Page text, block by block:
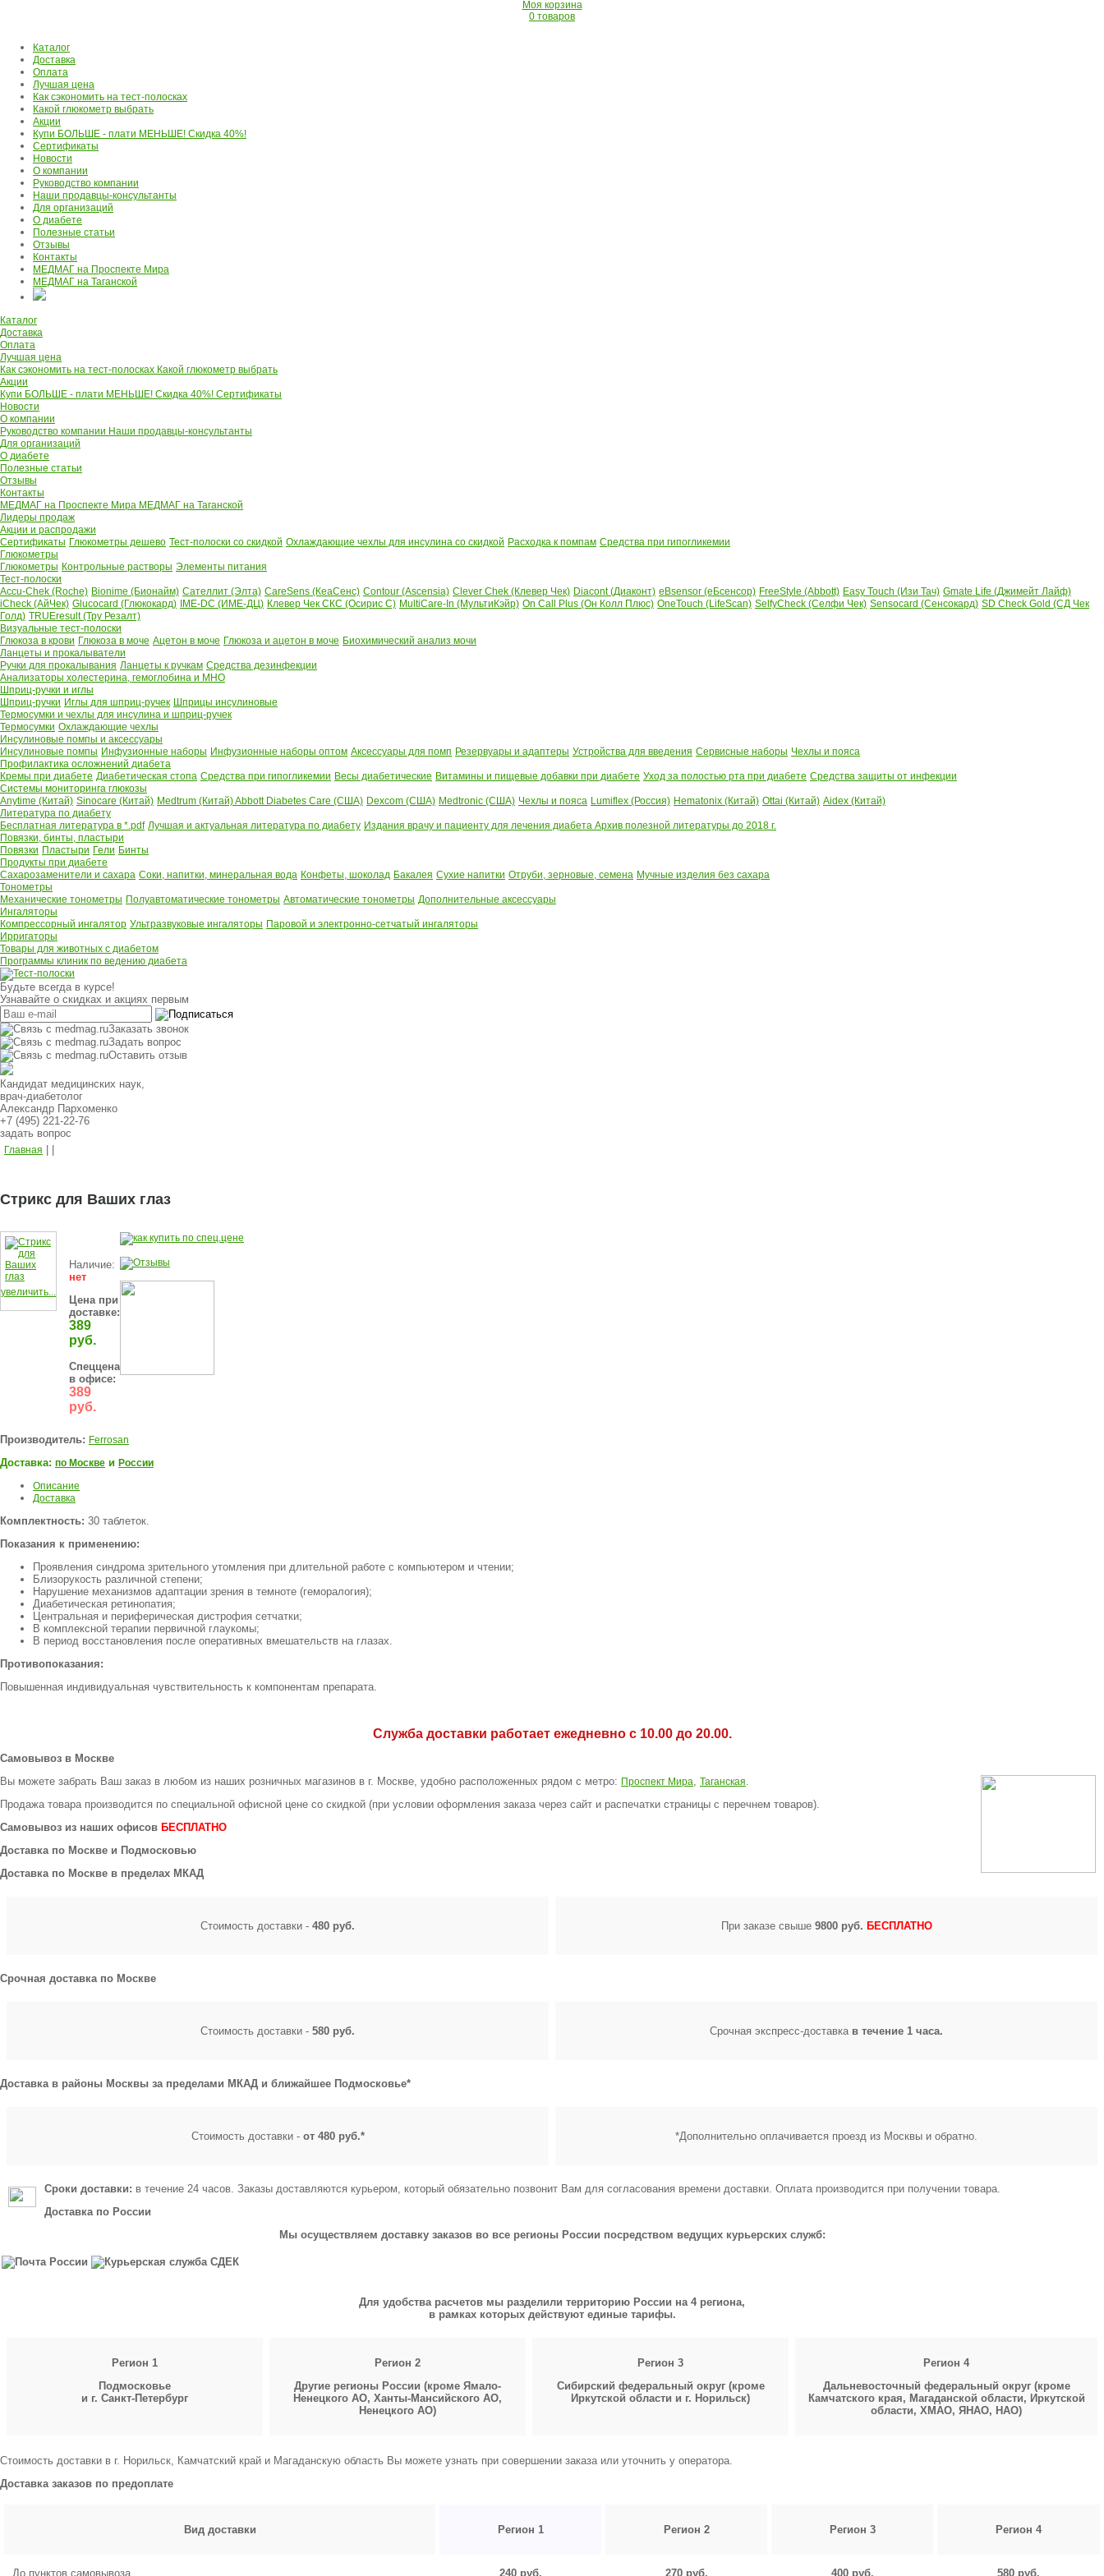
Моя корзина
0 товаров
Каталог
Доставка
Оплата
Лучшая цена
Как сэкономить на тест-полосках
Какой глюкометр выбрать
Акции
Купи БОЛЬШЕ - плати МЕНЬШЕ! Скидка 40%!
Сертификаты
Новости
О компании
Руководство компании
Наши продавцы-консультанты
Для организаций
О диабете
Полезные статьи
Отзывы
Контакты
МЕДМАГ на Проспекте Мира
МЕДМАГ на Таганской
Каталог
Доставка
Оплата
Лучшая цена
Как сэкономить на тест-полосках Какой глюкометр выбрать
Акции
Купи БОЛЬШЕ - плати МЕНЬШЕ! Скидка 40%! Сертификаты
Новости
О компании
Руководство компании Наши продавцы-консультанты
Для организаций
О диабете
Полезные статьи
Отзывы
Контакты
МЕДМАГ на Проспекте Мира МЕДМАГ на Таганской
Лидеры продаж
Акции и распродажи
Сертификаты Глюкометры дешево Тест-полоски со скидкой Охлаждающие чехлы для инсулина со скидкой Расходка к помпам Средства при гипогликемии
Глюкометры
Глюкометры Контрольные растворы Элементы питания
Тест-полоски
Accu-Chek (Roche) Bionime (Бионайм) Сателлит (Элта) CareSens (КеаСенс) Contour (Ascensia) Clever Chek (Клевер Чек) Diacont (Диаконт) eBsensor (еБсенсор) FreeStyle (Abbott) Easy Touch (Изи Тач) Gmate Life (Джимейт Лайф)
iCheck (АйЧек) Glucocard (Глюкокард) IME-DC (ИМЕ-ДЦ) Клевер Чек СКС (Осирис С) MultiCare-In (МультиКэйр) On Call Plus (Он Колл Плюс) OneTouch (LifeScan) SelfyCheck (Селфи Чек) Sensocard (Сенсокард) SD Check Gold (СД Чек
Голд) TRUEresult (Тру Резалт)
Визуальные тест-полоски
Глюкоза в крови Глюкоза в моче Ацетон в моче Глюкоза и ацетон в моче Биохимический анализ мочи
Ланцеты и прокалыватели
Ручки для прокалывания Ланцеты к ручкам Средства дезинфекции
Анализаторы холестерина, гемоглобина и МНО
Шприц-ручки и иглы
Шприц-ручки Иглы для шприц-ручек Шприцы инсулиновые
Термосумки и чехлы для инсулина и шприц-ручек
Термосумки Охлаждающие чехлы
Инсулиновые помпы и аксессуары
Инсулиновые помпы Инфузионные наборы Инфузионные наборы оптом Аксессуары для помп Резервуары и адаптеры Устройства для введения Сервисные наборы Чехлы и пояса
Профилактика осложнений диабета
Кремы при диабете Диабетическая стопа Средства при гипогликемии Весы диабетические Витамины и пищевые добавки при диабете Уход за полостью рта при диабете Средства защиты от инфекции
Системы мониторинга глюкозы
Anytime (Китай) Sinocare (Китай) Medtrum (Китай)Abbott Diabetes Care (США) Dexcom (США) Medtronic (США) Чехлы и пояса Lumiflex (Россия) Hematonix (Китай) Ottai (Китай) Aidex (Китай)
Литература по диабету
Бесплатная литература в *.pdf Лучшая и актуальная литература по диабету Издания врачу и пациенту для лечения диабета Архив полезной литературы до 2018 г.
Повязки, бинты, пластыри
Повязки Пластыри Гели Бинты
Продукты при диабете
Сахарозаменители и сахара Соки, напитки, минеральная вода Конфеты, шоколад Бакалея Сухие напитки Отруби, зерновые, семена Мучные изделия без сахара
Тонометры
Механические тонометры Полуавтоматические тонометры Автоматические тонометры Дополнительные аксессуары
Ингаляторы
Компрессорный ингалятор Ультразвуковые ингаляторы Паровой и электронно-сетчатый ингаляторы
Ирригаторы
Товары для животных с диабетом
Программы клиник по ведению диабета
Будьте всегда в курсе!
Узнавайте о скидках и акциях первым
Заказать звонок
Задать вопрос
Оставить отзыв
Кандидат медицинских наук,
врач-диабетолог
Александр Пархоменко
+7 (495) 221-22-76
задать вопрос
Главная
Стрикс для Ваших глаз
увеличить...
Наличие:
нет
Цена при
доставке:
389
руб.
Спеццена
в офисе:
389
руб.
Производитель: Ferrosan
Доставка: по Москве и России
Описание
Доставка
Комплектность: 30 таблеток.
Показания к применению:
Проявления синдрома зрительного утомления при длительной работе с компьютером и чтении;
Близорукость различной степени;
Нарушение механизмов адаптации зрения в темноте (геморалогия);
Диабетическая ретинопатия;
Центральная и периферическая дистрофия сетчатки;
В комплексной терапии первичной глаукомы;
В период восстановления после оперативных вмешательств на глазах.
Противопоказания:
Повышенная индивидуальная чувствительность к компонентам препарата.
Служба доставки работает ежедневно с 10.00 до 20.00.
Самовывоз в Москве
Вы можете забрать Ваш заказ в любом из наших розничных магазинов в г. Москве, удобно расположенных рядом с метро: Проспект Мира, Таганская.
Продажа товара производится по специальной офисной цене со скидкой (при условии оформления заказа через сайт и распечатки страницы с перечнем товаров).
Самовывоз из наших офисов БЕСПЛАТНО
Доставка по Москве и Подмосковью
Доставка по Москве в пределах МКАД
Стоимость доставки - 480 руб. При заказе свыше 9800 руб. БЕСПЛАТНО
Срочная доставка по Москве
Стоимость доставки - 580 руб. Срочная экспресс-доставка в течение 1 часа.
Доставка в районы Москвы за пределами МКАД и ближайшее Подмосковье*
Стоимость доставки - от 480 руб.* *Дополнительно оплачивается проезд из Москвы и обратно.
Сроки доставки: в течение 24 часов. Заказы доставляются курьером, который обязательно позвонит Вам для согласования времени доставки. Оплата производится при получении товара.
Доставка по России
Мы осуществляем доставку заказов во все регионы России посредством ведущих курьерских служб:
Для удобства расчетов мы разделили территорию России на 4 региона,
в рамках которых действуют единые тарифы.
Регион 1
Подмосковье
и г. Санкт-Петербург
Регион 2
Другие регионы России (кроме Ямало-
Ненецкого АО, Ханты-Мансийского АО,
Ненецкого АО)
Регион 3
Сибирский федеральный округ (кроме
Иркутской области и г. Норильск)
Регион 4
Дальневосточный федеральный округ (кроме
Камчатского края, Магаданской области, Иркутской
области, ХМАО, ЯНАО, НАО)
Стоимость доставки в г. Норильск, Камчатский край и Магаданскую область Вы можете узнать при совершении заказа или уточнить у оператора.
Доставка заказов по предоплате
Вид доставки Регион 1 Регион 2 Регион 3 Регион 4
До пунктов самовывоза 240 руб. 270 руб. 400 руб. 580 руб.